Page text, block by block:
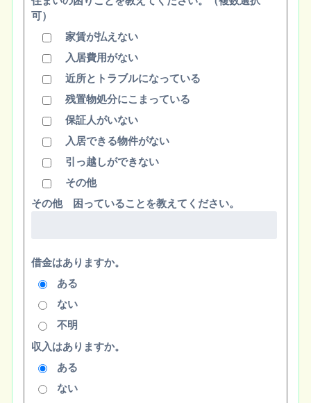
可）
家賃が払えない
入居費用がない
近所とトラブルになっている
残置物処分にこまっている
保証人がいない
入居できる物件がない
引っ越しができない
その他
その他 困っていることを教えてください。
借金はありますか。
ある
ない
不明
収入はありますか。
ある
ない